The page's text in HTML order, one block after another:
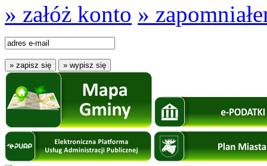
» załóż konto »
» zapisz się » wypisz się